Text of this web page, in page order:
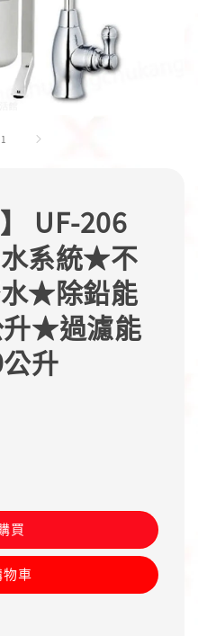
1
UF-206
系統★不
★除鉛能
升★過濾能
升
買
車